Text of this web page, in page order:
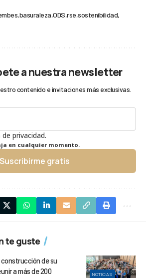
basuraleza ODS rse sostenibilidad
a nuestra newsletter
contenido e invitaciones más exclusivas.
privacidad.
en cualquier momento.
Suscribirme gratis
te guste
NOTICIAS
de su
a más de 200